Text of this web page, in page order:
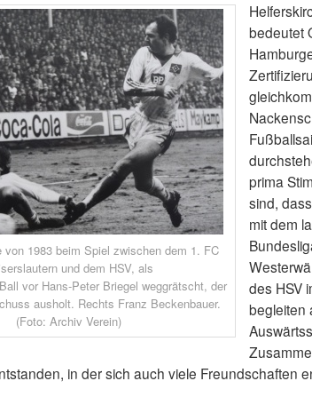
von 1983 beim Spiel zwischen dem 1. FC
und dem HSV, als
vor Hans-Peter Briegel weggrätscht, der
ausholt. Rechts Franz Beckenbauer.
(Foto: Archiv Verein)
bedeutet
prima
sind,
mit dem
des HSV
begleiten
in der sich auch viele Freundschaften